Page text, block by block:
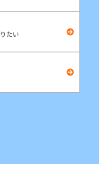
たい